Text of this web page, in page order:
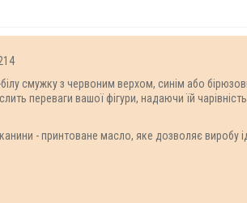
смужку з червоним верхом, синім або
переваги вашої фігури, надаючи їй
- принтоване масло, яке дозволяє виробу